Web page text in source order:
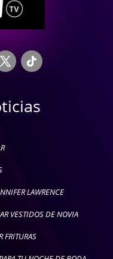
LAWRENCE
VESTIDOS DE NOVIA
FRITURAS